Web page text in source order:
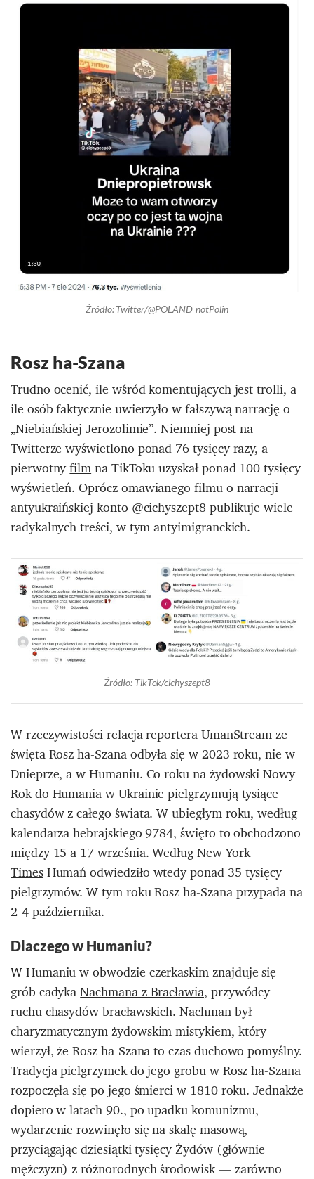
Źródło: Twitter/@POLAND_notPolin
Rosz ha-Szana
Trudno ocenić, ile wśród komentujących jest trolli, a
ile osób faktycznie uwierzyło w fałszywą narrację o
„Niebiańskiej Jerozolimie”. Niemniejpostna
Twitterze wyświetlono ponad 76 tysięcy razy, a
pierwotnyfilmna TikToku uzyskał ponad 100 tysięcy
wyświetleń. Oprócz omawianego filmu o narracji
antyukraińskiej konto @cichyszept8 publikuje wiele
radykalnych treści, w tym antyimigranckich.
Źródło: TikTok/cichyszept8
W rzeczywistościrelacjareportera UmanStream ze
święta Rosz ha-Szana odbyła się w 2023 roku, nie w
Dnieprze, a w Humaniu. Co roku na żydowski Nowy
Rok do Humania w Ukrainie pielgrzymują tysiące
chasydów z całego świata. W ubiegłym roku, według
kalendarza hebrajskiego 9784, święto to obchodzono
między 15 a 17 września. WedługNew York
TimesHumań odwiedziło wtedy ponad 35 tysięcy
pielgrzymów. W tym roku Rosz ha-Szana przypada na
2-4 października.
Dlaczego w Humaniu?
W Humaniu w obwodzie czerkaskim znajduje się
grób cadykaNachmana z Bracławia, przywódcy
ruchu chasydów bracławskich. Nachman był
charyzmatycznym żydowskim mistykiem, który
wierzył, że Rosz ha-Szana to czas duchowo pomyślny.
Tradycja pielgrzymek do jego grobu w Rosz ha-Szana
rozpoczęła się po jego śmierci w 1810 roku. Jednakże
dopiero w latach 90., po upadku komunizmu,
wydarzenierozwinęło sięna skalę masową,
przyciągając dziesiątki tysięcy Żydów (głównie
mężczyzn) z różnorodnych środowisk — zarówno